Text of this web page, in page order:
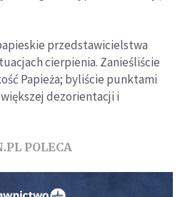
przedstawicielstwa
cierpienia. Zanieśliście
Papieża; byliście punktami
dezorientacji i
POLECA